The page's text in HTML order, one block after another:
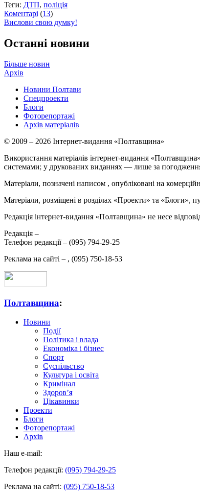
Теги: ДТП, поліція
Коментарі (13)
Вислови свою думку!
Останні новини
Більше новин
Архів
Новини Полтави
Спецпроекти
Блоги
Фоторепортажі
Архів матеріалів
© 2009 – 2026 Інтернет-видання «Полтавщина»
Використання матеріалів інтернет-видання
системами; у друкованих виданнях — лише за
Матеріали, позначені написом , опубліковані на
Матеріали, розміщені в розділах «Проекти» та «Блоги»,
Редакція інтернет-видання «Полтавщина» не несе
Редакція –
Телефон редакції – (095) 794-29-25
Реклама на сайті – , (095) 750-18-53
Полтавщина:
Новини
Події
Політика і влада
Економіка і бізнес
Спорт
Суспільство
Культура і освіта
Кримінал
Здоров’я
Цікавинки
Проекти
Блоги
Фоторепортажі
Архів
Наш e-mail:
Телефон редакції: (095) 794-29-25
Реклама на сайті: (095) 750-18-53